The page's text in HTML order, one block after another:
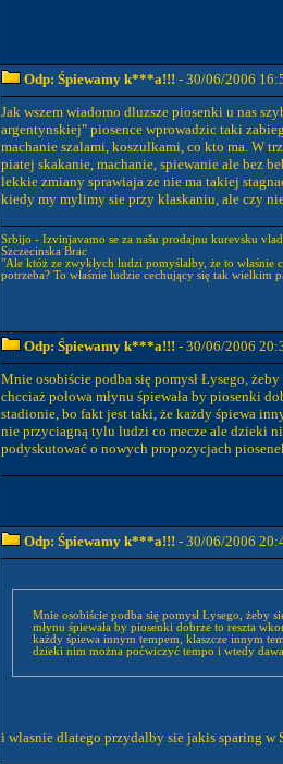
Odp: Śpiewamy k***a!!! - 30/06/2006
Jak wszem wiadomo dluzsze piosenki u nas
argentynskiej" piosence wprowadzic taki
machanie szalami, koszulkami, co kto ma. W
piatej skakanie, machanie, spiewanie ale bez
lekkie zmiany sprawiaja ze nie ma takiej
kiedy my mylimy sie przy klaskaniu, ale czy
Srbijo - Izvinjavamo se za našu prodajnu kurevsku
Szczecinska Brac
"Ale któż ze zwykłych ludzi pomyślałby, że to
potrzeba? To właśnie ludzie cechujący się tak
Odp: Śpiewamy k***a!!! - 30/06/2006
Mnie osobiście podba się pomysł Łysego,
chcciaż połowa młynu śpiewała by piosenki
stadionie, bo fakt jest taki, że każdy śpiewa
nie przyciagną tylu ludzi co mecze ale dzieki
podyskutować o nowych propozycjach
Odp: Śpiewamy k***a!!! - 30/06/2006
Mnie osobiście podba się pomysł Łysego, żeby
młynu śpiewała by piosenki dobrze to reszta
każdy śpiewa innym tempem, klaszcze innym tempem i efektu nie ma . A te spotkania tak jak pisał Łysy może nie przyciagną tylu
i wlasnie dlatego przydalby sie jakis sparing